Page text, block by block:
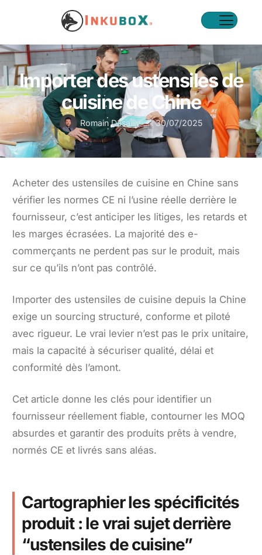
Importer des ustensiles de
cuisine de Chine
Romain Desailly 30/07/2025
Acheter des ustensiles de cuisine en Chine sans
vérifier les normes CE ni l’usine réelle derrière le
fournisseur, c’est anticiper les litiges, les retards et
les marges écrasées. La majorité des e-
commerçants ne perdent pas sur le produit, mais
sur ce qu’ils n’ont pas contrôlé.
Importer des ustensiles de cuisine depuis la Chine
exige un sourcing structuré, conforme et piloté
avec rigueur. Le vrai levier n’est pas le prix unitaire,
mais la capacité à sécuriser qualité, délai et
conformité dès l’amont.
Cet article donne les clés pour identifier un
fournisseur réellement fiable, contourner les MOQ
absurdes et garantir des produits prêts à vendre,
normés CE et livrés sans aléas.
Cartographier les spécificités
produit : le vrai sujet derrière
“ustensiles de cuisine”